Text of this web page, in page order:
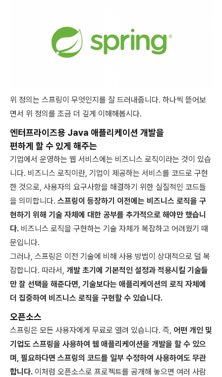
위 정의는 스프링이 무엇인지를 잘 드러내줍니다. 하나씩 뜯어보
면서 위 정의를 조금 더 깊게 이해해봅시다.
엔터프라이즈용 Java 애플리케이션 개발을
편하게 할 수 있게 해주는
기업에서 운영하는 웹 서비스에는 비즈니스 로직이라는 것이 있습
니다. 비즈니스 로직이란, 기업이 제공하는 서비스를 코드로 구현
한 것으로, 사용자의 요구사항을 해결하기 위한 실질적인 코드들
을 의미합니다. 스프링이 등장하기 이전에는 비즈니스 로직을 구
현하기 위해 기술 자체에 대한 공부를 추가적으로 해야만 했습니
다. 비즈니스 로직을 구현하는 기술 자체가 복잡하고 어려웠기 때
문입니다.
그러나, 스프링은 이전 기술에 비해 사용 방법이 상대적으로 덜 복
잡합니다. 따라서, 개발 초기에 기본적인 설정과 적용시킬 기술들
만 잘 선택을 해준다면, 기술보다는 애플리케이션의 로직 자체에
더 집중하여 비즈니스 로직을 구현할 수 있습니다.
오픈소스
스프링은 모든 사용자에게 무료로 열려 있습니다. 즉, 어떤 개인 및
기업도 스프링을 사용하여 웹 애플리케이션을 개발을 할 수 있으
며, 필요하다면 스프링의 코드를 일부 수정하여 사용하여도 무관
합니다. 이처럼 오픈소스로 프로젝트를 공개해 놓으면 여러 사람